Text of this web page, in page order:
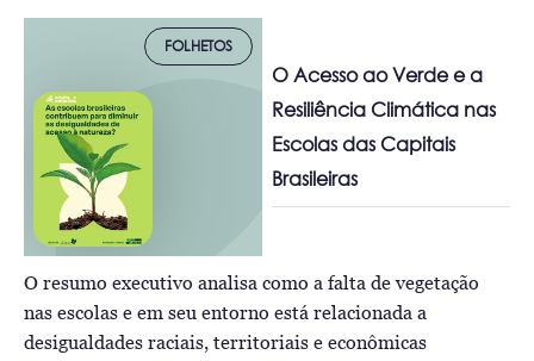
FOLHETOS
O Acesso ao Verde e a
Resiliência Climática nas
Escolas das Capitais
Brasileiras
O resumo executivo analisa como a falta de vegetação
nas escolas e em seu entorno está relacionada a
desigualdades raciais, territoriais e econômicas